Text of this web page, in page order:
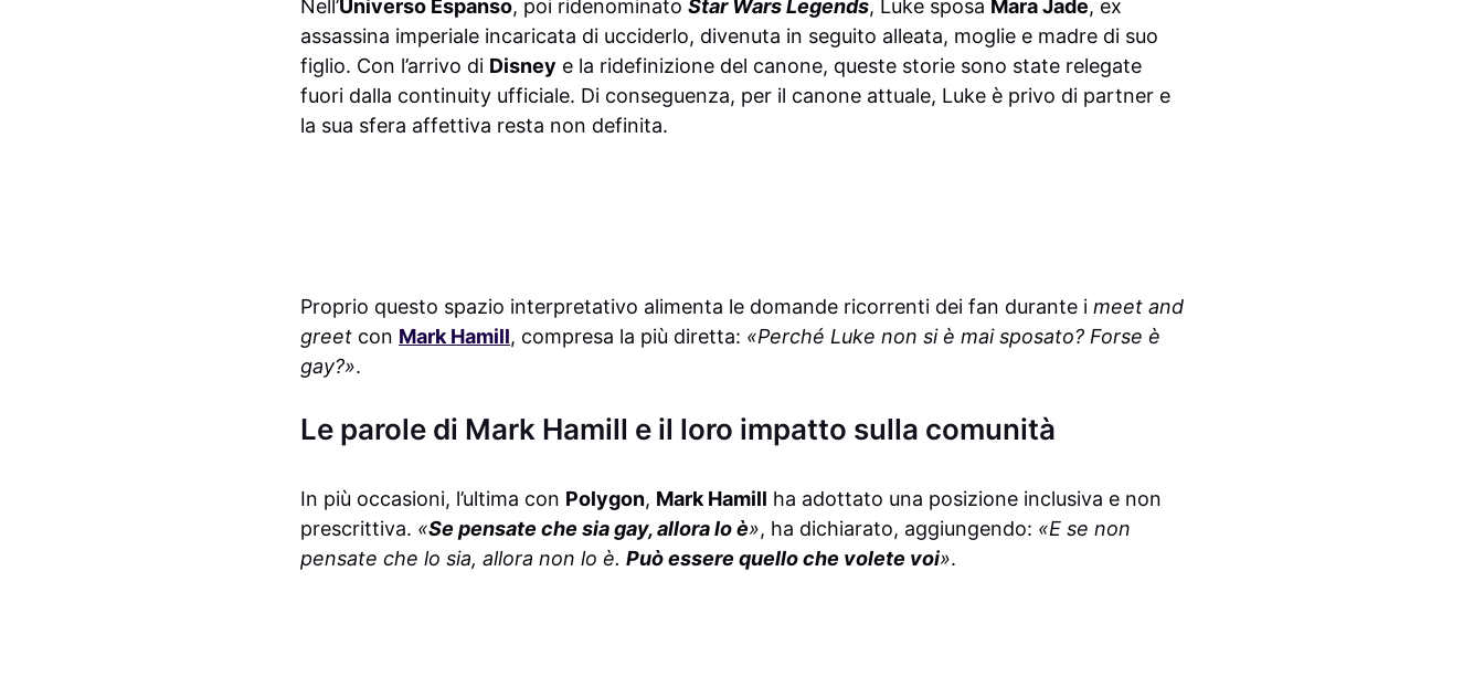
Nell’Universo Espanso, poi ridenominato Star Wars Legends, Luke sposa Mara Jade, ex
assassina imperiale incaricata di ucciderlo, divenuta in seguito alleata, moglie e madre di suo
figlio. Con l’arrivo di Disney e la ridefinizione del canone, queste storie sono state relegate
fuori dalla continuity ufficiale. Di conseguenza, per il canone attuale, Luke è privo di partner e
la sua sfera affettiva resta non definita.
Proprio questo spazio interpretativo alimenta le domande ricorrenti dei fan durante i meet and
greet con Mark Hamill, compresa la più diretta: «Perché Luke non si è mai sposato? Forse è
gay?».
Le parole di Mark Hamill e il loro impatto sulla comunità
In più occasioni, l’ultima con Polygon, Mark Hamill ha adottato una posizione inclusiva e non
prescrittiva. «Se pensate che sia gay, allora lo è», ha dichiarato, aggiungendo: «E se non
pensate che lo sia, allora non lo è. Può essere quello che volete voi».